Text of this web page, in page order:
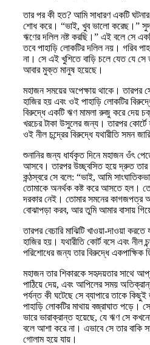
তার পর কী হত? আমি সাধারণ একটি ঘটনার
শোধ করে। “ভাই, খুব ভালো করেছ।”
ঋণের দলিল নষ্ট করছি।” এই বলে সে
তবে পাহাড়ি লোকটির দলিল নয়। গরিব
না। সে এই খুশিতে বাড়ি চলে যেত যে
আবার মুক্ত মানুষ হয়েছে।
মহাজন সময়ের অপেক্ষায় থাকে। তারপর
হাজির হয় এবং ওই পাহাড়ি লোকটির
বিরুদ্ধে একটি ঋণ মামলা রুজু করে দেয়
খরচের টাকা উসুলের জন্য। তারপর
ওই নীল চন্দ্রের বিরুদ্ধে যথারীতি সমন
শুনানির জন্য ধার্যকৃত দিনে মহাজন ওঁৎ
আসবে। তারপর উচ্ছ্বসিত হয়ে দ্রুত তার
কন্ঠস্বরে সে বলে: “ভাই, আমি
তোমাকে অনর্থক কষ্ট করে আসতে হল।
দরকার নেই। তোমার সমনের কাগজপত্র
বোঝাপড়া করব, আর তুমি আমার বাসায়
তারপর বেচারি মাঝিটি খাওয়া-দাওয়া
হাজির হয়। যথারীতি কোর্ট বসে এবং নীল
পরিশোধের জন্য তার বিরুদ্ধে একপাক্ষিক
মহাজন তার শিকারকে সহৃদয়তার সাথে
পাঠিয়ে দেয়, এবং আপিলের সময়
পর্যন্ত কী ঘটেছে সে ব্যাপারে তাকে
পাহাড়ি লোকটির মাথায় বজ্রাঘাত পড়ে।
ভারে ভারাক্রান্ত হয়েছে, যে ঋণ সে
বলে আশা করে না। এভাবে সে তার বাকি
গোলাম হয়ে যায়।